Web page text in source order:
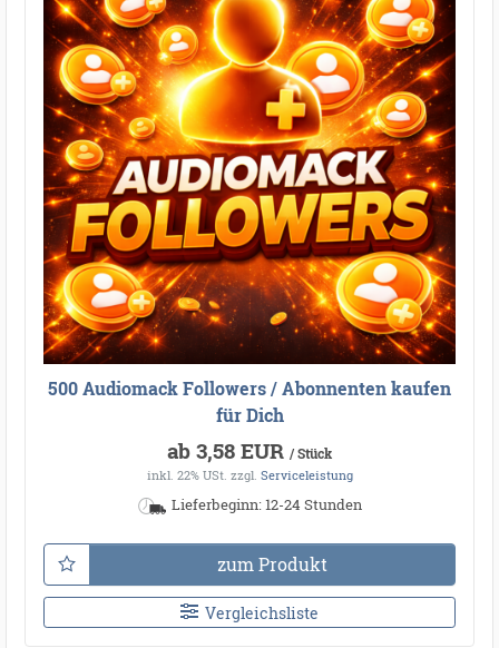
500 Audiomack Followers / Abonnenten kaufen
für Dich
ab 3,58 EUR / Stück
inkl. 22% USt. zzgl. Serviceleistung
Lieferbeginn: 12-24 Stunden
zum Produkt
Vergleichsliste